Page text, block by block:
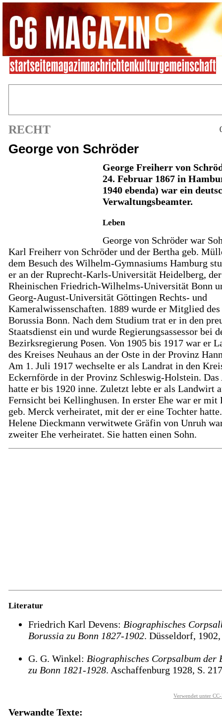
RECHT
George von Schröder
George Freiherr von
24. Februar 1867 in
1940 ebenda) war ein
Verwaltungsbeamter.
Leben
George von Schröder war
Karl Freiherr von Schröder und der Bertha geb.
dem Besuch des Wilhelm-Gymnasiums Hamburg
er an der Ruprecht-Karls-Universität Heidelberg, der
Rheinischen Friedrich-Wilhelms-Universität Bonn
Georg-August-Universität Göttingen Rechts- und
Kameralwissenschaften. 1889 wurde er Mitglied des
Borussia Bonn. Nach dem Studium trat er in den
Staatsdienst ein und wurde Regierungsassessor bei
Bezirksregierung Posen. Von 1905 bis 1917 war er
des Kreises Neuhaus an der Oste in der Provinz
Am 1. Juli 1917 wechselte er als Landrat in den
Eckernförde in der Provinz Schleswig-Holstein. Das
hatte er bis 1920 inne. Zuletzt lebte er als Landwirt
Fernsicht bei Kellinghusen. In erster Ehe war er mit
geb. Merck verheiratet, mit der er eine Tochter
Helene Dieckmann verwitwete Gräfin von Unruh
zweiter Ehe verheiratet. Sie hatten einen Sohn.
Literatur
Friedrich Karl Devens: Biographisches
Borussia zu Bonn 1827-1902. Düsseldorf,
G. G. Winkel: Biographisches Corpsalbum der
zu Bonn 1821-1928. Aschaffenburg 1928, S. 217
Verwendet unter
Verwandte Texte: